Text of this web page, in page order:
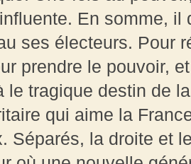
En somme,
ses électeurs. Pour
prendre le pouvoir,
le tragique destin de
qui aime la
Séparés, la droite et